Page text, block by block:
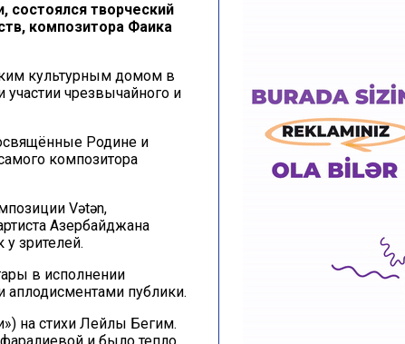
состоялся творческий
композитора Фаика
культурным домом в
чрезвычайного и
Родине и
композитора
Vətən,
Азербайджана
зрителей.
в исполнении
публики.
на стихи Лейлы Бегим.